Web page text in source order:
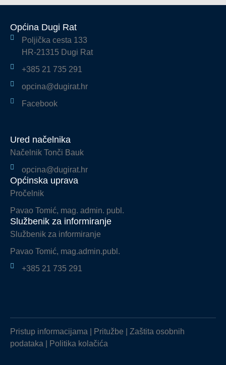
Općina Dugi Rat
Poljička cesta 133
HR-21315 Dugi Rat
+385 21 735 291
opcina@dugirat.hr
Facebook
Ured načelnika
Načelnik Tonči Bauk
opcina@dugirat.hr
Općinska uprava
Pročelnik
Pavao Tomić, mag. admin. publ.
Službenik za informiranje
Službenik za informiranje
Pavao Tomić, mag.admin.publ.
+385 21 735 291
Pristup informacijama Pritužbe
Zaštita osobnih
podataka
Politika kolačića